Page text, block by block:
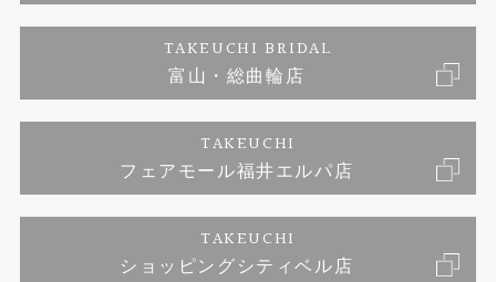
TAKEUCHI BRIDAL
富山・総曲輪店
TAKEUCHI
フェアモール福井エルパ店
TAKEUCHI
ショッピングシティベル店